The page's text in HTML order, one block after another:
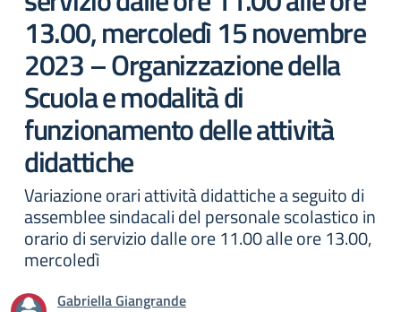
13.00, mercoledì 15 novembre
2023 – Organizzazione della
Scuola e modalità di
funzionamento delle attività
didattiche
Variazione orari attività didattiche a seguito di
assemblee sindacali del personale scolastico in
orario di servizio dalle ore 11.00 alle ore 13.00,
mercoledì
Gabriella Giangrande